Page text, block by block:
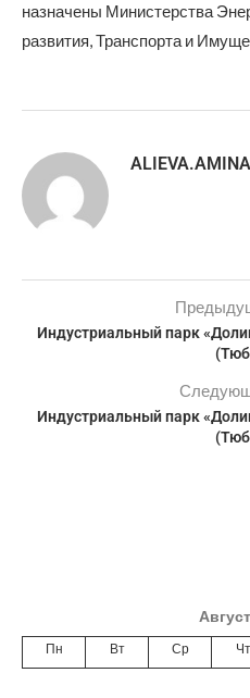
назначены Министерства
развития, Транспорта и
ALIEVA.AMINA
Индустриальный парк
Индустриальный парк
Пн Вт Ср Чт